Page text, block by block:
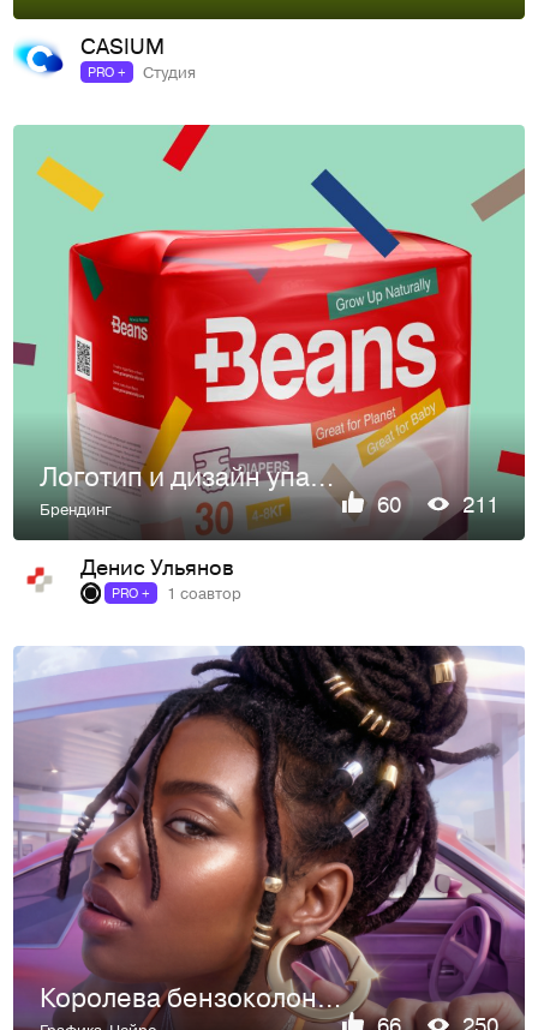
CASIUM
PRO + Студия
Логотип и дизайн упаковки Beans
Брендинг 60 211
Денис Ульянов
PRO + 1 соавтор
Королева бензоколонки. Ai рекламный визуал.